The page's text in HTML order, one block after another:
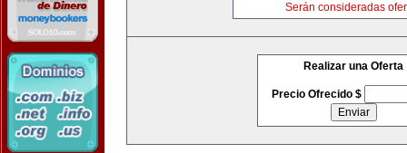
Serán consideradas
Realizar una Oferta
Precio Ofrecido $